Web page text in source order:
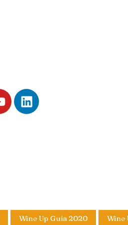
Wine Up Guía 2020 Wine